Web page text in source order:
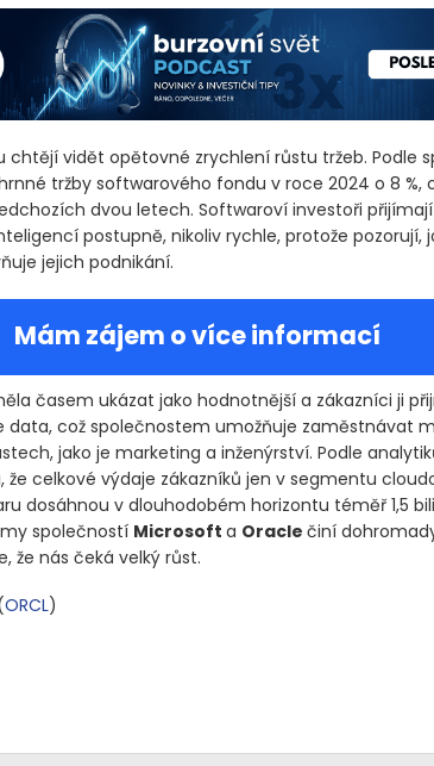
chtějí vidět opětovné zrychlení růstu tržeb. Podle
tržby softwarového fondu v roce 2024 o 8 %,
dvou letech. Softwaroví investoři
postupně, nikoliv rychle, protože pozorují,
jejich podnikání.
Mám zájem o více informací
časem ukázat jako hodnotnější a zákazníci ji
data, což společnostem umožňuje zaměstnávat
jako je marketing a inženýrství. Podle
že celkové výdaje zákazníků jen v segmentu
dosáhnou v dlouhodobém horizontu téměř 1,5
společností Microsoft a Oracle činí
že nás čeká velký růst.
ORCL)